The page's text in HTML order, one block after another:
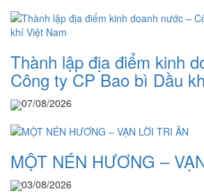
Thành lập địa điểm kinh
Công ty CP Bao bì Dầu
07/08/2026
MỘT NÉN HƯƠNG –
03/08/2026